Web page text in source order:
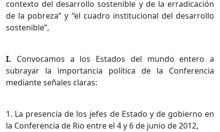
contexto del desarrollo sostenible y de la erradicación
de la pobreza” y “el cuadro institucional del desarrollo
sostenible”,
I. Convocamos a los Estados del mundo entero a
subrayar la importancia política de la Conferencia
mediante señales claras:
1. La presencia de los jefes de Estado y de gobierno en
la Conferencia de Rio entre el 4 y 6 de junio de 2012,